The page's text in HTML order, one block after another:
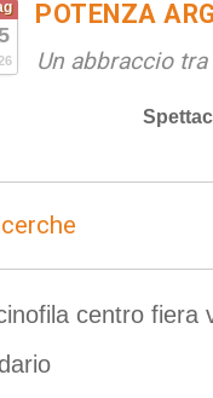
POTENZA
Un abbraccio
centro fiera